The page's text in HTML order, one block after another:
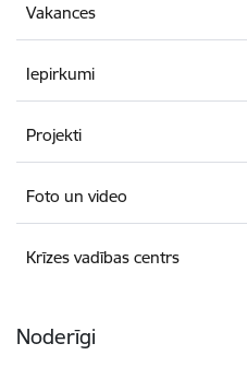
Vakances
Iepirkumi
Projekti
Foto un video
Krīzes vadības centrs
Noderīgi